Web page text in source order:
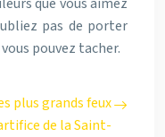
pas de porter
pouvez tacher.
plus grands feux
de la Saint-